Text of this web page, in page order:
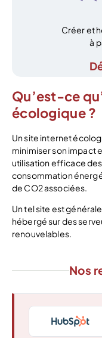
Créer et
à
Qu’est-ce
écologique ?
Un site internet
minimiser son impact
utilisation efficace
consommation
de CO2 associées.
Un tel site est
hébergé sur des
renouvelables.
Nos